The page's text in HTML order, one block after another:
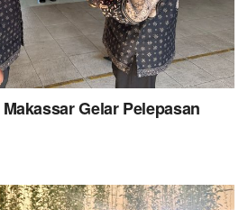
Gelar Pelepasan